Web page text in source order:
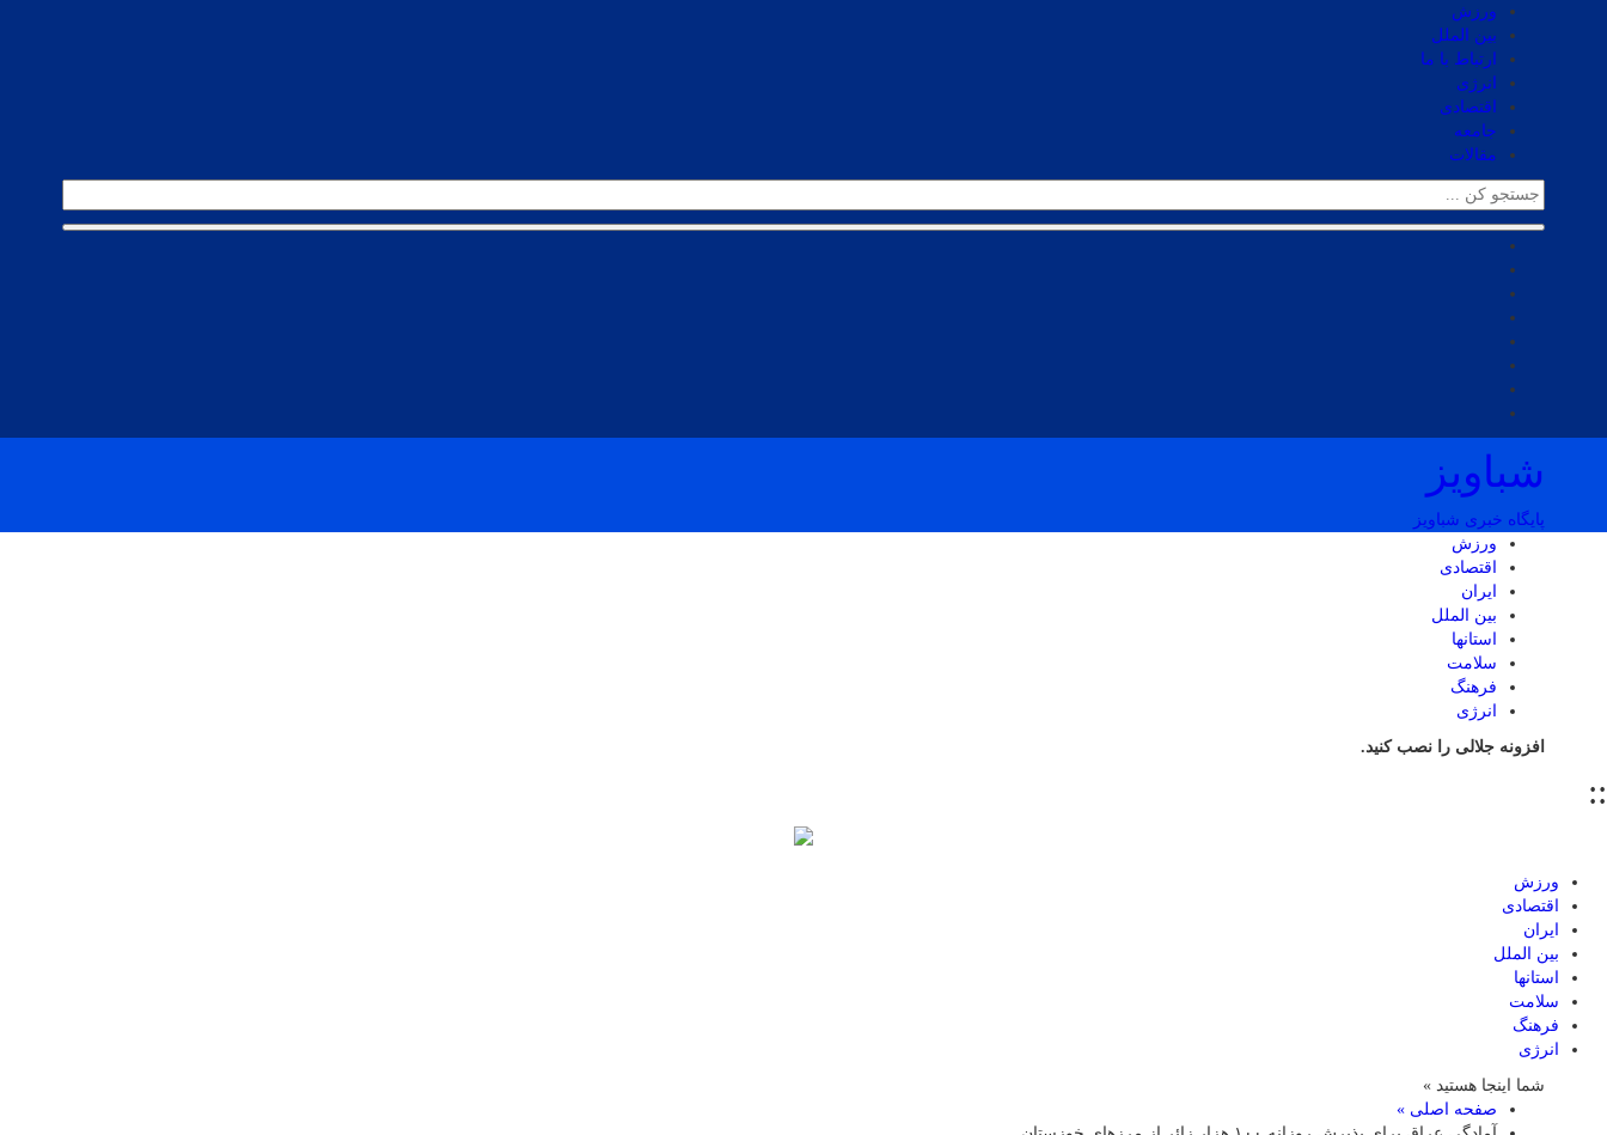
ورزش
بین الملل
ارتباط با ما
انرژی
اقتصادی
جامعه
مقالات
شباویز
پایگاه خبری شباویز
ورزش
اقتصادی
ایران
بین الملل
استانها
سلامت
فرهنگ
انرژی
افزونه جلالی را نصب کنید.
::
ورزش
اقتصادی
ایران
بین الملل
استانها
سلامت
فرهنگ
انرژی
شما اینجا هستید »
صفحه اصلی »